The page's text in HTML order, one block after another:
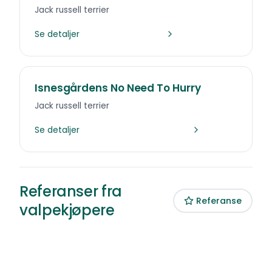
Jack russell terrier
Se detaljer
Isnesgårdens No Need To Hurry
Jack russell terrier
Se detaljer
Referanser fra
valpekjøpere
Referanse